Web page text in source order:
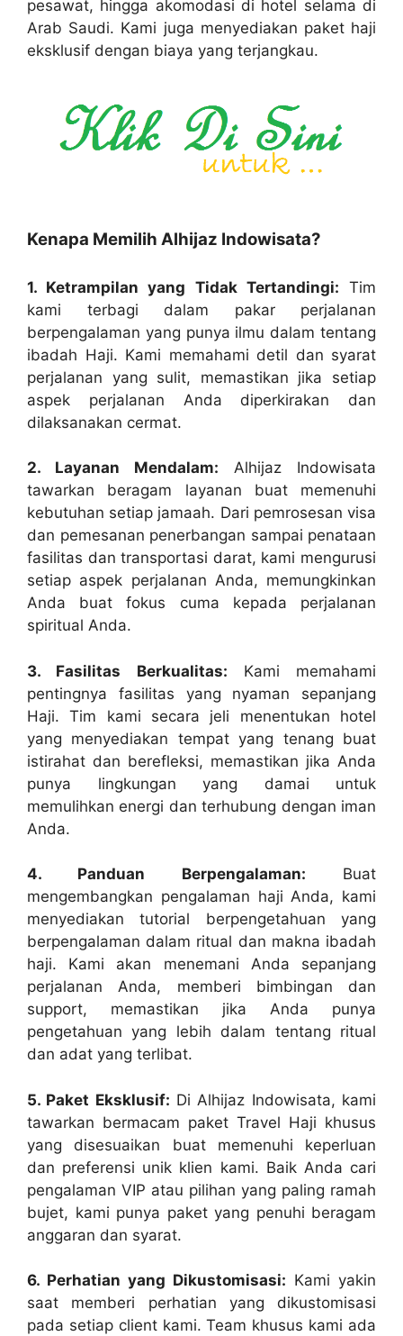
pesawat, hingga akomodasi di hotel selama di
Arab Saudi. Kami juga menyediakan paket haji
eksklusif dengan biaya yang terjangkau.
Kenapa Memilih Alhijaz Indowisata?
1. Ketrampilan yang Tidak Tertandingi: Tim
kami terbagi dalam pakar perjalanan
berpengalaman yang punya ilmu dalam tentang
ibadah Haji. Kami memahami detil dan syarat
perjalanan yang sulit, memastikan jika setiap
aspek perjalanan Anda diperkirakan dan
dilaksanakan cermat.
2. Layanan Mendalam: Alhijaz Indowisata
tawarkan beragam layanan buat memenuhi
kebutuhan setiap jamaah. Dari pemrosesan visa
dan pemesanan penerbangan sampai penataan
fasilitas dan transportasi darat, kami mengurusi
setiap aspek perjalanan Anda, memungkinkan
Anda buat fokus cuma kepada perjalanan
spiritual Anda.
3. Fasilitas Berkualitas: Kami memahami
pentingnya fasilitas yang nyaman sepanjang
Haji. Tim kami secara jeli menentukan hotel
yang menyediakan tempat yang tenang buat
istirahat dan berefleksi, memastikan jika Anda
punya lingkungan yang damai untuk
memulihkan energi dan terhubung dengan iman
Anda.
4. Panduan Berpengalaman: Buat
mengembangkan pengalaman haji Anda, kami
menyediakan tutorial berpengetahuan yang
berpengalaman dalam ritual dan makna ibadah
haji. Kami akan menemani Anda sepanjang
perjalanan Anda, memberi bimbingan dan
support, memastikan jika Anda punya
pengetahuan yang lebih dalam tentang ritual
dan adat yang terlibat.
5. Paket Eksklusif: Di Alhijaz Indowisata, kami
tawarkan bermacam paket Travel Haji khusus
yang disesuaikan buat memenuhi keperluan
dan preferensi unik klien kami. Baik Anda cari
pengalaman VIP atau pilihan yang paling ramah
bujet, kami punya paket yang penuhi beragam
anggaran dan syarat.
6. Perhatian yang Dikustomisasi: Kami yakin
saat memberi perhatian yang dikustomisasi
pada setiap client kami. Team khusus kami ada